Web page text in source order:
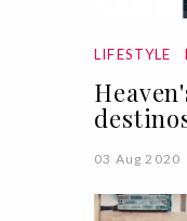
LIFESTYLE
03 Aug 2020